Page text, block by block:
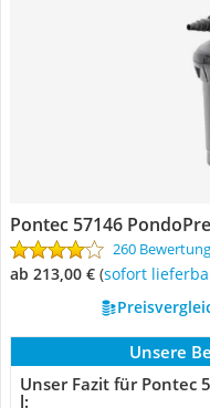
Pontec 57146
260
ab 213,00 € ( Sofort
Unsere
Unser Fazit für Pontec
l: